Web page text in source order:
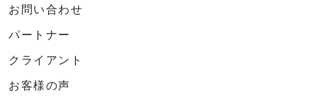
お問い合わせ
パートナー
クライアント
お客様の声